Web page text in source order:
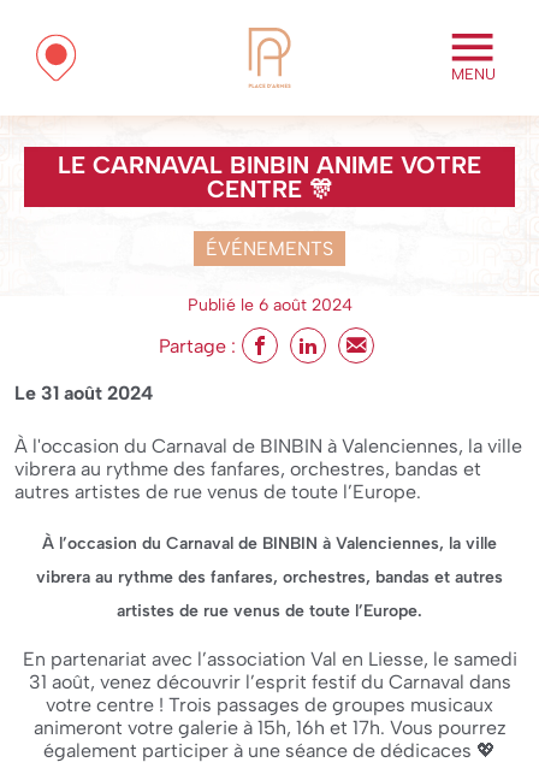
MENU
LE CARNAVAL BINBIN ANIME VOTRE
CENTRE 🎊
ÉVÉNEMENTS
Publié le 6 août 2024
Partage :
Le 31 août 2024
À l'occasion du Carnaval de BINBIN à Valenciennes, la ville
vibrera au rythme des fanfares, orchestres, bandas et
autres artistes de rue venus de toute l’Europe.
À l’occasion du Carnaval de BINBIN à Valenciennes, la ville
vibrera au rythme des fanfares, orchestres, bandas et autres
artistes de rue venus de toute l’Europe.
En partenariat avec l’association Val en Liesse, le samedi
31 août, venez découvrir l’esprit festif du Carnaval dans
votre centre ! Trois passages de groupes musicaux
animeront votre galerie à 15h, 16h et 17h. Vous pourrez
également participer à une séance de dédicaces 💖